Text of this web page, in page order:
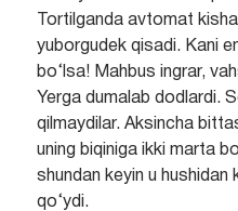
Tortilganda avtomat
yuborgudek qisadi. Kani
bo‘lsa! Mahbus ingrar,
Yerga dumalab dodlardi.
qilmaydilar. Aksincha
uning biqiniga ikki marta
shundan keyin u
qo‘ydi.